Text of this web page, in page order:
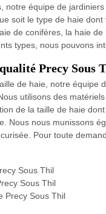
notre équipe de
soit le type de haie
de conifères, la haie
types, nous pouvons
Precy Sous
de haie, notre équipe
utilisons des
de la taille de haie
Nous nous munissons
Pour toute
Sous Thil
Sous Thil
Precy Sous Thil